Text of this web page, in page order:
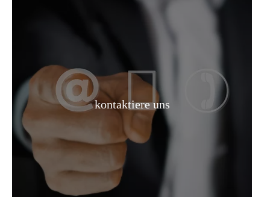
Pulverförmiges Natriumhydrosulfit in Industriequalität
kontaktiere uns